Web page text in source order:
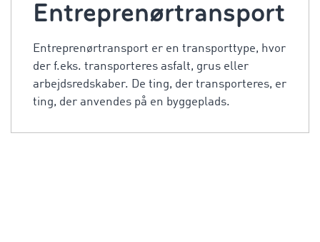
Entreprenørtransport
Entreprenørtransport er en transporttype, hvor
der f.eks. transporteres asfalt, grus eller
arbejdsredskaber. De ting, der transporteres, er
ting, der anvendes på en byggeplads.